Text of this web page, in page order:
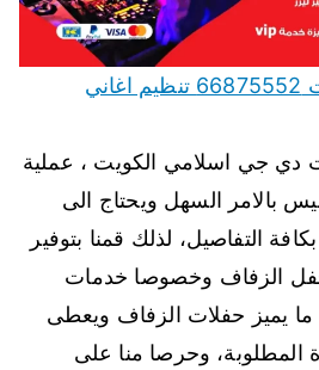
دي جي اسلامي الكويت 66875552 تنظيم اغاني
دي جي اسلامي الكويت ، عملية
بالامر السهل ويحتاج الى
التفاصيل، لذلك قمنا بتوفير
الزفاف وخصوصا خدمات
ما يميز حفلات الزفاف ويعطى
المطلوبة، وحرصا منا على